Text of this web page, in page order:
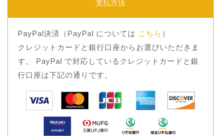
支払方法
PayPal決済（PayPal については こちら ）
クレジットカードと銀行口座からお選びいただきま
す。 PayPal で対応しているクレジットカードと銀
行口座は下記の通りです。